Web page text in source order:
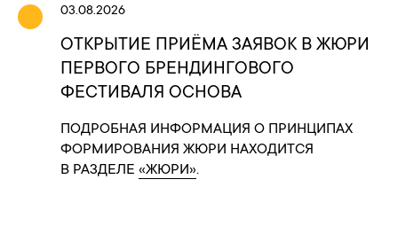
03.08.2026
ОТКРЫТИЕ ПРИЁМА ЗАЯВОК В ЖЮРИ
ПЕРВОГО БРЕНДИНГОВОГО
ФЕСТИВАЛЯ ОСНОВА
ПОДРОБНАЯ ИНФОРМАЦИЯ О ПРИНЦИПАХ
ФОРМИРОВАНИЯ ЖЮРИ НАХОДИТСЯ
В РАЗДЕЛЕ «ЖЮРИ».